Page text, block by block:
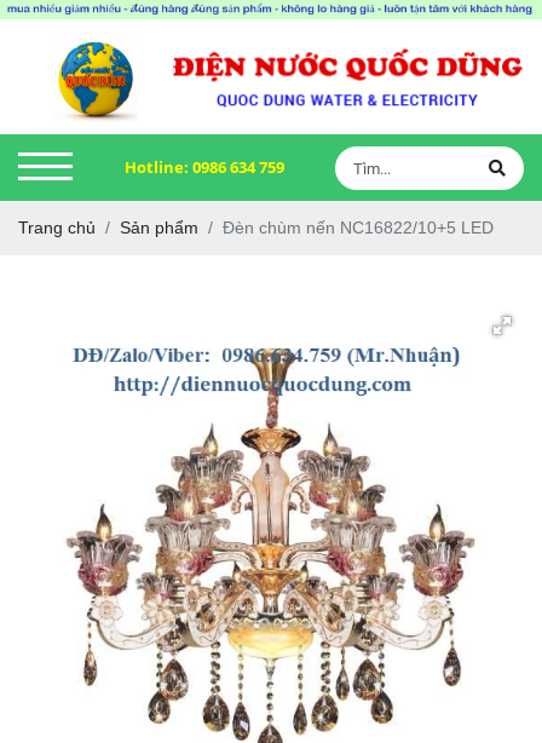
Hotline: 0986 634 759
Trang chủ Sản phẩm Đèn chùm nến NC16822/10+5 LED